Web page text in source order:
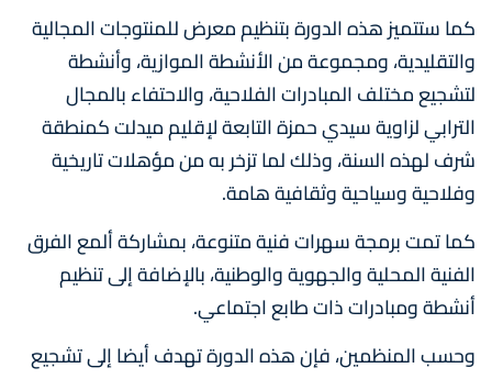
كما ستتميز هذه الدورة بتنظيم معرض للمنتوجات المجالية
والتقليدية، ومجموعة من الأنشطة الموازية، وأنشطة
لتشجيع مختلف المبادرات الفلاحية، والاحتفاء بالمجال
الترابي لزاوية سيدي حمزة التابعة لإقليم ميدلت كمنطقة
شرف لهذه السنة، وذلك لما تزخر به من مؤهلات تاريخية
وفلاحية وسياحية وثقافية هامة.
كما تمت برمجة سهرات فنية متنوعة، بمشاركة ألمع الفرق
الفنية المحلية والجهوية والوطنية، بالإضافة إلى تنظيم
أنشطة ومبادرات ذات طابع اجتماعي.
وحسب المنظمين، فإن هذه الدورة تهدف أيضا إلى تشجيع